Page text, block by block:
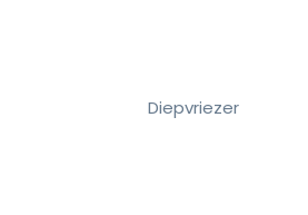
Diepvriezer